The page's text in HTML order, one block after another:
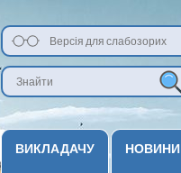
Версія для слабозорих
ВИКЛАДАЧУ НОВИНИ